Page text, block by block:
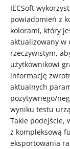
IECSoft
powiadomień z
kolorami, który
aktualizowany w
rzeczywistym,
użytkownikowi
informację
aktualnych
pozytywnego/
wyniku testu
Takie podejście,
z kompleksową
eksportowania